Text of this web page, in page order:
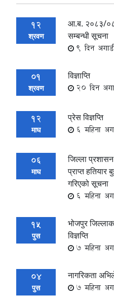
12
श्रवण
आ.ब. २०८३/०८४
सम्बन्धी सूचना
9 दिन
01
श्रवण
विज्ञाप्ति
20 दिन
12
माघ
प्रेस विज्ञप्ति
6 महिना
06
माघ
जिल्ला
प्राप्त
गरिएको सूचना
6 महिना
15
पुस
भोजपुर
विज्ञप्ति
7 महिना
04
पुस
नागरिकता
7 महिना